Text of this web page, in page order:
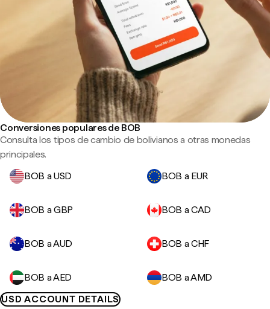
Conversiones populares de BOB
Consulta los tipos de cambio de bolivianos a otras monedas
principales.
BOB a USD
BOB a EUR
BOB a GBP BOB a CAD
BOB a AUD BOB a CHF
BOB a AED
BOB a AMD
USD ACCOUNT DETAILS